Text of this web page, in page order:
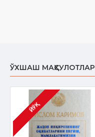
ЎХШАШ МАҲСУЛОТЛАР
ЙЎҚ